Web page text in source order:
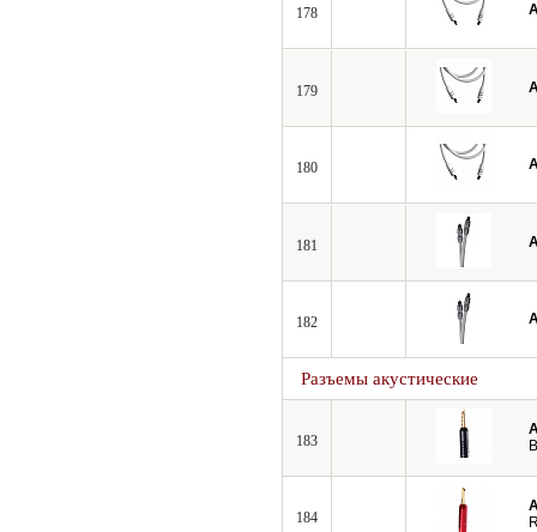
178
179
180
181
182
Разъемы акустические
183
184